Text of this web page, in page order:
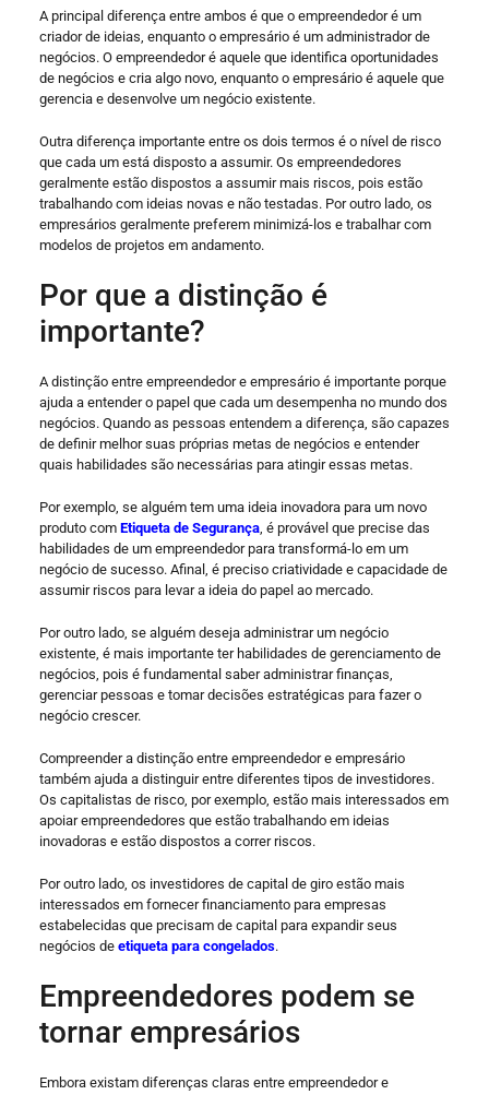
A principal diferença entre ambos é que o empreendedor é um
criador de ideias, enquanto o empresário é um administrador de
negócios. O empreendedor é aquele que identifica oportunidades
de negócios e cria algo novo, enquanto o empresário é aquele que
gerencia e desenvolve um negócio existente.
Outra diferença importante entre os dois termos é o nível de risco
que cada um está disposto a assumir. Os empreendedores
geralmente estão dispostos a assumir mais riscos, pois estão
trabalhando com ideias novas e não testadas. Por outro lado, os
empresários geralmente preferem minimizá-los e trabalhar com
modelos de projetos em andamento.
Por que a distinção é
importante?
A distinção entre empreendedor e empresário é importante porque
ajuda a entender o papel que cada um desempenha no mundo dos
negócios. Quando as pessoas entendem a diferença, são capazes
de definir melhor suas próprias metas de negócios e entender
quais habilidades são necessárias para atingir essas metas.
Por exemplo, se alguém tem uma ideia inovadora para um novo
produto com Etiqueta de Segurança, é provável que precise das
habilidades de um empreendedor para transformá-lo em um
negócio de sucesso. Afinal, é preciso criatividade e capacidade de
assumir riscos para levar a ideia do papel ao mercado.
Por outro lado, se alguém deseja administrar um negócio
existente, é mais importante ter habilidades de gerenciamento de
negócios, pois é fundamental saber administrar finanças,
gerenciar pessoas e tomar decisões estratégicas para fazer o
negócio crescer.
Compreender a distinção entre empreendedor e empresário
também ajuda a distinguir entre diferentes tipos de investidores.
Os capitalistas de risco, por exemplo, estão mais interessados em
apoiar empreendedores que estão trabalhando em ideias
inovadoras e estão dispostos a correr riscos.
Por outro lado, os investidores de capital de giro estão mais
interessados em fornecer financiamento para empresas
estabelecidas que precisam de capital para expandir seus
negócios de etiqueta para congelados.
Empreendedores podem se
tornar empresários
Embora existam diferenças claras entre empreendedor e